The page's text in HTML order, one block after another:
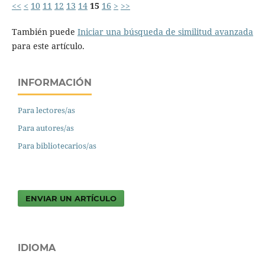
<< < 10 11 12 13 14 15 16 > >>
También puede Iniciar una búsqueda de similitud avanzada
para este artículo.
INFORMACIÓN
Para lectores/as
Para autores/as
Para bibliotecarios/as
ENVIAR UN ARTÍCULO
IDIOMA